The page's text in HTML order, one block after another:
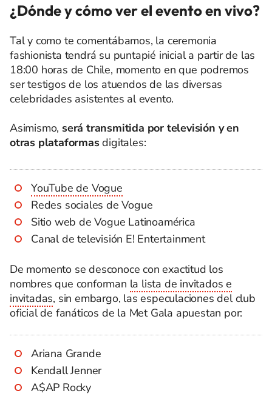
¿Dónde y cómo ver el evento en vivo?
Tal y como te comentábamos, la ceremonia
fashionista tendrá su puntapié inicial a partir de las
18:00 horas de Chile, momento en que podremos
ser testigos de los atuendos de las diversas
celebridades asistentes al evento.
Asimismo, será transmitida por televisión y en
otras plataformasdigitales:
YouTube de Vogue
Redes sociales de Vogue
Sitio web de Vogue Latinoamérica
Canal de televisión E! Entertainment
De momento se desconoce con exactitud los
nombres que conforman la lista de invitados e
invitadas, sin embargo, las especulaciones del club
oficial de fanáticos de la Met Gala apuestan por:
Ariana Grande
Kendall Jenner
A$AP Rocky